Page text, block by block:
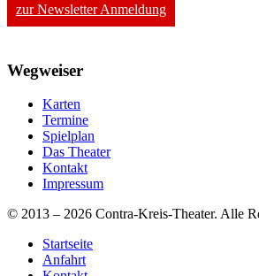
zur Newsletter Anmeldung
Wegweiser
Karten
Termine
Spielplan
Das Theater
Kontakt
Impressum
© 2013 – 2026 Contra-Kreis-Theater. Alle
Startseite
Anfahrt